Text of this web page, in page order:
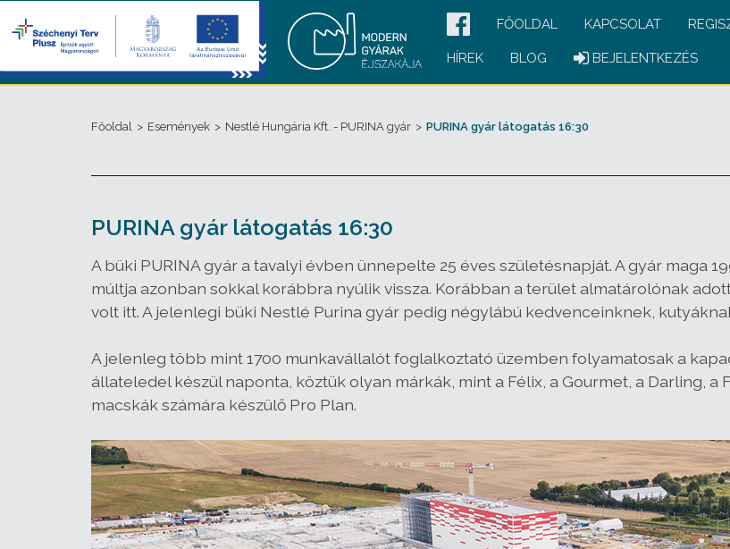
FŐOLDAL KAPCSOLAT
HÍREK BLOG BEJELENTKEZÉS
Főoldal > Események > Nestlé Hungária Kft. - PURINA gyár > PURINA gyár látogatás 16:30
PURINA gyár látogatás 16:30
A büki PURINA gyár a tavalyi évben ünnepelte 25 éves születésnapját. A gyár maga
múltja azonban sokkal korábbra nyúlik vissza. Korábban a terület almatárolónak
volt itt. A jelenlegi büki Nestlé Purina gyár pedig négylábú kedvenceinknek,
A jelenleg több mint 1700 munkavállalót foglalkoztató üzemben folyamatosak a
állateledel készül naponta, köztük olyan márkák, mint a Félix, a Gourmet, a Darling, a
macskák számára készülő Pro Plan.